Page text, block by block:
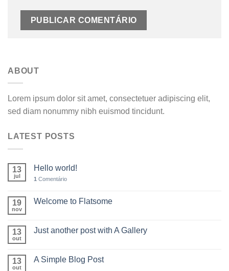
ABOUT
Lorem ipsum dolor sit amet, consectetuer adipiscing elit,
sed diam nonummy nibh euismod tincidunt.
LATEST POSTS
13
jul
Hello world!
1 Comentário
19
nov
Welcome to Flatsome
13
out
Just another post with A Gallery
13
out
A Simple Blog Post